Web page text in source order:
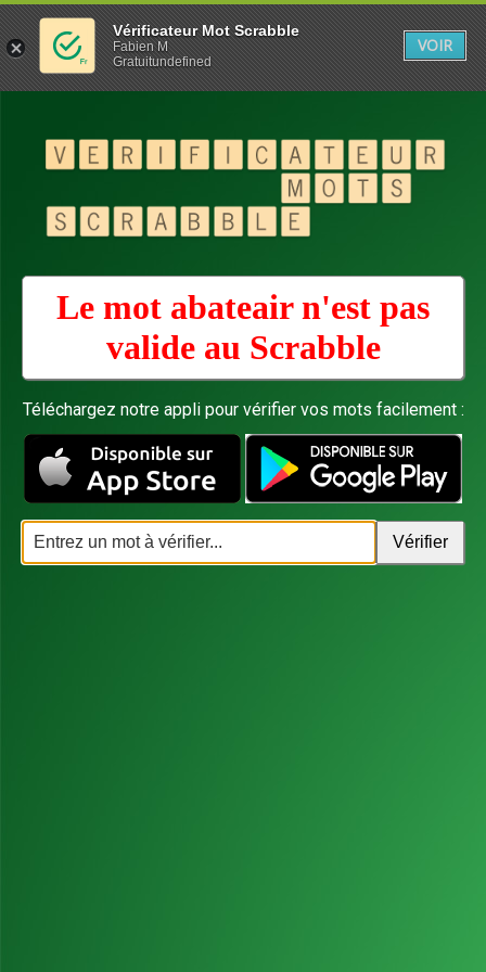
Le mot abateair n'est pas
valide au Scrabble
Téléchargez notre appli pour vérifier vos mots facilement :
Vérificateur Mot Scrabble
Fabien M
Gratuitundefined
VOIR